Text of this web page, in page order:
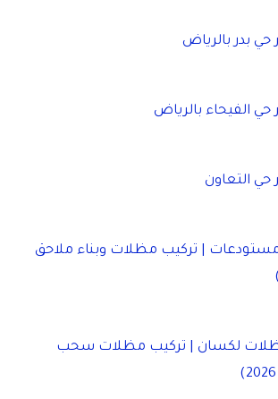
بدر بالرياض
الفيحاء بالرياض
التعاون
| تركيب مظلات وبناء ملاحق
لكسان | تركيب مظلات سحب